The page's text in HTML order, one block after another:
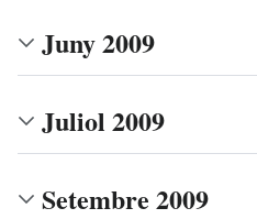
Juny 2009
Juliol 2009
Setembre 2009